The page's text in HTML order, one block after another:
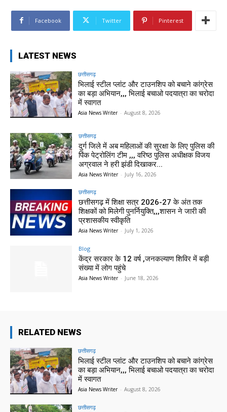
Facebook Twitter Pinterest
LATEST NEWS
छत्तीसगढ़
भिलाई स्टील प्लांट और टाउनशिप को बचाने कांग्रेस
का बड़ा अभियान,,, भिलाई बचाओ पदयात्रा का चरोदा
में स्वागत
Asia News Writer - August 8, 2026
छत्तीसगढ़
दुर्ग जिले में अब महिलाओं की सुरक्षा के लिए पुलिस की
पिंक पेट्रोलिंग टीम ,,, वरिष्ठ पुलिस अधीक्षक विजय
अग्रवाल ने हरी झंडी दिखाकर...
Asia News Writer - July 16, 2026
छत्तीसगढ़
छत्तीसगढ़ में शिक्षा सत्र 2026-27 के अंत तक
शिक्षकों को मिलेगी पुनर्नियुक्ति,,,शासन ने जारी की
प्रशासकीय स्वीकृति
Asia News Writer - July 1, 2026
Blog
केंद्र सरकार के 12 वर्ष ,जनकल्याण शिविर में बड़ी
संख्या में लोग पहुंचे
Asia News Writer - June 18, 2026
RELATED NEWS
छत्तीसगढ़
भिलाई स्टील प्लांट और टाउनशिप को बचाने कांग्रेस
का बड़ा अभियान,,, भिलाई बचाओ पदयात्रा का चरोदा
में स्वागत
Asia News Writer - August 8, 2026
छत्तीसगढ़